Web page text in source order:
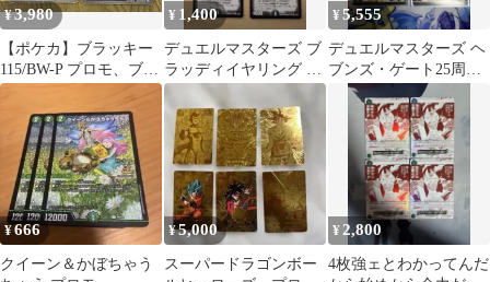
¥3,980
【ポケカ】ブラッキー
115/BW-P プロモ、ブラ
ッキーBW
¥ 1,400
デュエルマスターズ ブ
ラッディイヤリング プ
ロモ meiji 4枚
¥5,555
デュエルマスターズ ヘ
ブンズ・ゲート25周年
ツアープロモ 4枚セッ
¥666
クイーン＆かぼちゃう
¥5,000
スーパードラゴンボー
¥2,800
4枚強ェとわかってんだ